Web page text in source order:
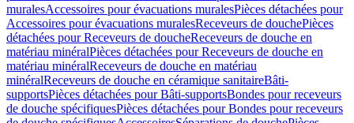
muralesAccessoires pour évacuations muralesPièces détachées pour
Accessoires pour évacuations muralesReceveurs de douchePièces
détachées pour Receveurs de doucheReceveurs de douche en
matériau minéralPièces détachées pour Receveurs de douche en
matériau minéralReceveurs de douche en matériau
minéralReceveurs de douche en céramique sanitaireBâti-
supportsPièces détachées pour Bâti-supportsBondes pour receveurs
de douche spécifiquesPièces détachées pour Bondes pour receveurs